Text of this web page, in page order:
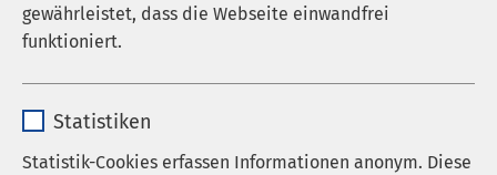
gewährleistet, dass die Webseite einwandfrei
funktioniert.
Anbieter sgalinski
Statistiken
Statistik-Cookies erfassen Informationen anonym. Diese